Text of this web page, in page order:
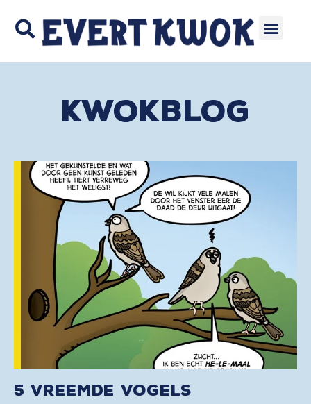
Kwokblog
5 VREEMDE VOGELS